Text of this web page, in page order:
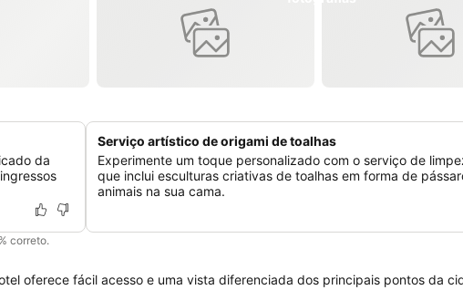
da
Serviço artístico de origami de toalhas
Experimente um toque personalizado com o serviço de
que inclui esculturas criativas de toalhas em forma de
animais na sua cama.
correto.
oferece fácil acesso e uma vista diferenciada dos principais pontos da